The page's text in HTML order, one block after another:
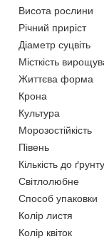
Висота рослини
Річний приріст
Діаметр суцвіть
Місткість
Життєва форма
Крона
Культура
Морозостійкість
Півень
Кількість до ґрунту
Світлолюбне
Способ упаковки
Колір листя
Колір квіток